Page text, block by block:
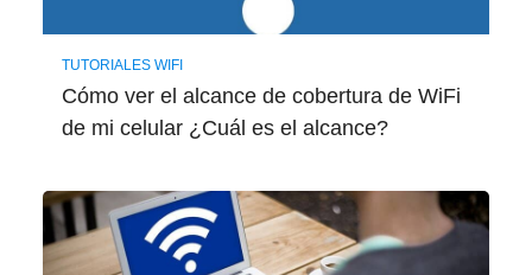
TUTORIALES WIFI
Cómo ver el alcance de cobertura de WiFi
de mi celular ¿Cuál es el alcance?